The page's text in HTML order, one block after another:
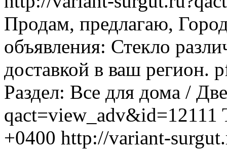
Продам, предлагаю,
объявления: Стекло
доставкой в ваш регион.
Раздел: Все для дома /
qact=view_adv&id=12111
+0400 http://variant-